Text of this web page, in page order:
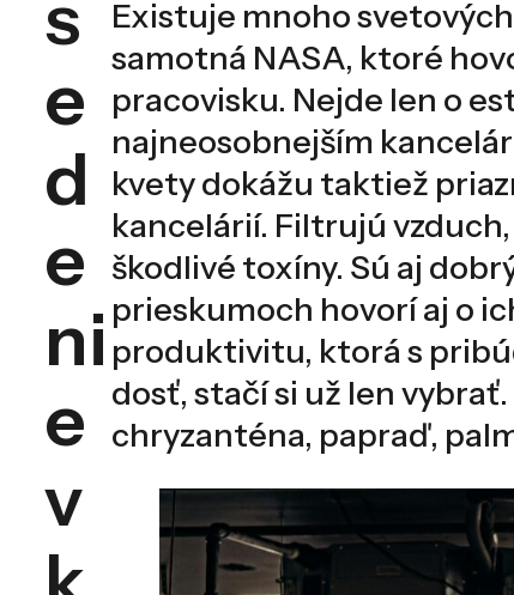
s
e
d
e
ni
e
v
Existuje mnoho
samotná NASA, ktoré
pracovisku. Nejde len o
najneosobnejším
kvety dokážu taktiež
kancelárií. Filtrujú
škodlivé toxíny. Sú aj
prieskumoch hovorí aj o
produktivitu, ktorá s
dosť, stačí si už len
chryzanténa, papraď,